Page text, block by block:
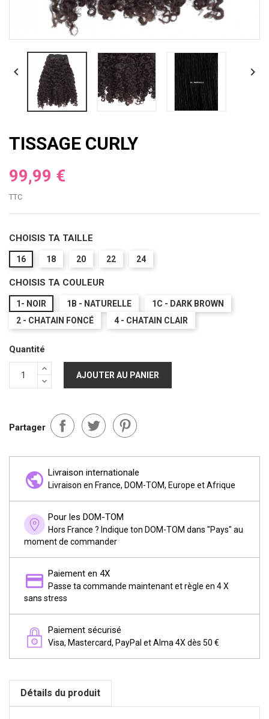
 
TISSAGE CURLY
99,99 €
TTC
CHOISIS TA TAILLE
16 18 20 22 24
CHOISIS TA COULEUR
1- NOIR 1B - NATURELLE
1C - DARK BROWN
2 - CHATAIN FONCÉ
4 - CHATAIN CLAIR
Quantité
AJOUTER AU PANIER
Partager
Livraison internationale
Livraison en France, DOM-TOM, Europe et Afrique
Pour les DOM-TOM
Hors France ? Indique ton DOM-TOM dans "Pays" au
moment de commander
Paiement en 4X
Passe ta commande maintenant et règle en 4 X
sans stress
Paiement sécurisé
Visa, Mastercard, PayPal et Alma 4X dès 50 €
Détails du produit